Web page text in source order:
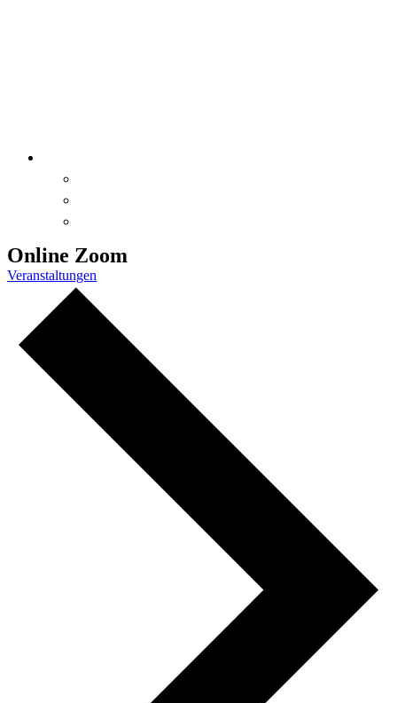
Online Zoom
Veranstaltungen